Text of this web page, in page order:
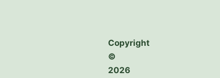
Copyright
©
2026